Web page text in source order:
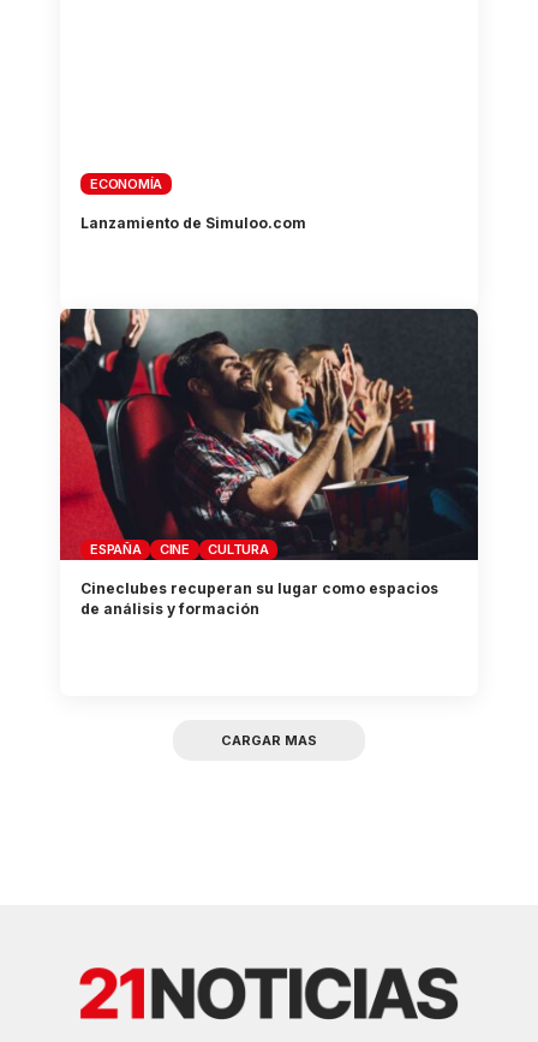
ECONOMÍA
Lanzamiento de Simuloo.com
ESPAÑA CINE CULTURA
Cineclubes recuperan su lugar como espacios
de análisis y formación
CARGAR MAS